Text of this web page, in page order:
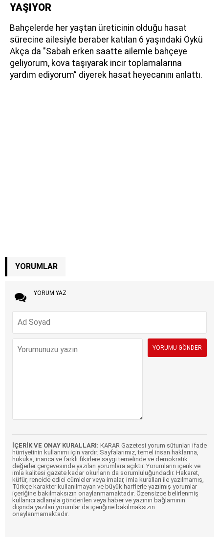
YAŞIYOR
Bahçelerde her yaştan üreticinin olduğu hasat
sürecine ailesiyle beraber katılan 6 yaşındaki Öykü
Akça da "Sabah erken saatte ailemle bahçeye
geliyorum, kova taşıyarak incir toplamalarına
yardım ediyorum” diyerek hasat heyecanını anlattı.
YORUMLAR
YORUM YAZ
İÇERİK VE ONAY KURALLARI: KARAR Gazetesi yorum sütunları ifade
hürriyetinin kullanımı için vardır. Sayfalarımız, temel insan haklarına,
hukuka, inanca ve farklı fikirlere saygı temelinde ve demokratik
değerler çerçevesinde yazılan yorumlara açıktır. Yorumların içerik ve
imla kalitesi gazete kadar okurların da sorumluluğundadır. Hakaret,
küfür, rencide edici cümleler veya imalar, imla kuralları ile yazılmamış,
Türkçe karakter kullanılmayan ve büyük harflerle yazılmış yorumlar
içeriğine bakılmaksızın onaylanmamaktadır. Özensizce belirlenmiş
kullanıcı adlarıyla gönderilen veya haber ve yazının bağlamının
dışında yazılan yorumlar da içeriğine bakılmaksızın
onaylanmamaktadır.